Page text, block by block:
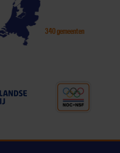
340 gemeenten